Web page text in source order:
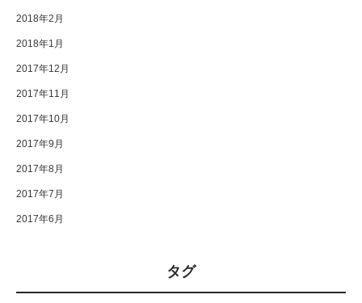
2018年2月
2018年1月
2017年12月
2017年11月
2017年10月
2017年9月
2017年8月
2017年7月
2017年6月
タグ